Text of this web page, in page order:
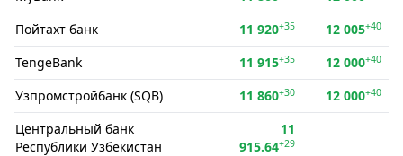
Пойтахт банк 11 920+35 12 005+40
TengeBank 11 915+35 12 000+40
Узпромстройбанк (SQB) 11 860+30 12 000+40
Центральный банк
Республики Узбекистан
11
915.64+29